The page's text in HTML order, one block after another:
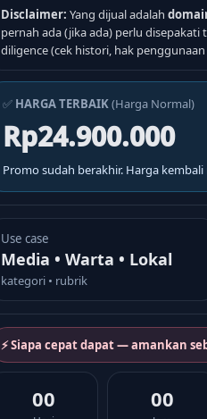
Disclaimer: Yang dijual adalah
pernah ada (jika ada) perlu
diligence (cek histori, hak
✅ HARGA TERBAIK(Harga Normal)
Rp24.900.000
Promo sudah berakhir. Harga
Use case
Media • Warta • Lokal
kategori • rubrik
⚡ Siapa cepat dapat — amankan
00 00